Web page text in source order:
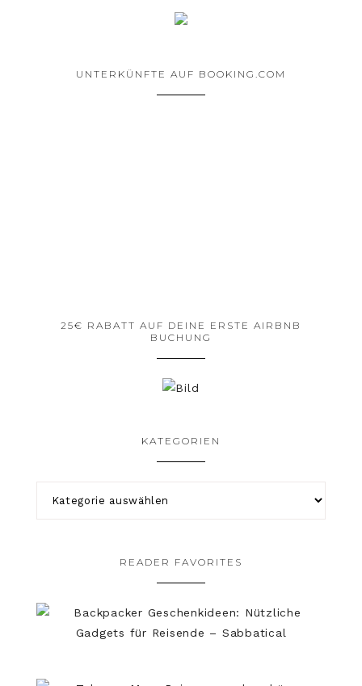
UNTERKÜNFTE AUF BOOKING.COM
25€ RABATT AUF DEINE ERSTE AIRBNB
BUCHUNG
KATEGORIEN
READER FAVORITES